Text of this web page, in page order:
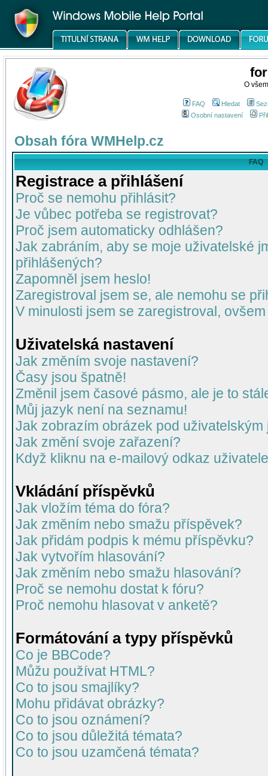
O
FAQ Hledat
Osobní nastavení
Obsah fóra WMHelp.cz
FAQ
Registrace a přihlášení
Proč se nemohu přihlásit?
Je vůbec potřeba se registrovat?
Proč jsem automaticky odhlášen?
Jak zabráním, aby se moje uživatelské
přihlášených?
Zapomněl jsem heslo!
Zaregistroval jsem se, ale nemohu se
V minulosti jsem se zaregistroval,
Uživatelská nastavení
Jak změním svoje nastavení?
Časy jsou špatně!
Změnil jsem časové pásmo, ale je to
Můj jazyk není na seznamu!
Jak zobrazím obrázek pod uživatelským
Jak změní svoje zařazení?
Když kliknu na e-mailový odkaz
Vkládání příspěvků
Jak vložím téma do fóra?
Jak změním nebo smažu příspěvek?
Jak přidám podpis k mému příspěvku?
Jak vytvořím hlasování?
Jak změním nebo smažu hlasování?
Proč se nemohu dostat k fóru?
Proč nemohu hlasovat v anketě?
Formátování a typy příspěvků
Co je BBCode?
Můžu používat HTML?
Co to jsou smajlíky?
Mohu přidávat obrázky?
Co to jsou oznámení?
Co to jsou důležitá témata?
Co to jsou uzamčená témata?